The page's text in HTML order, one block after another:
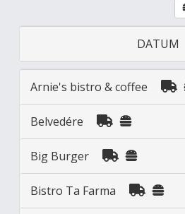
DATUM
Arnie's bistro & coffee
Belvedére
Big Burger
Bistro Ta Farma